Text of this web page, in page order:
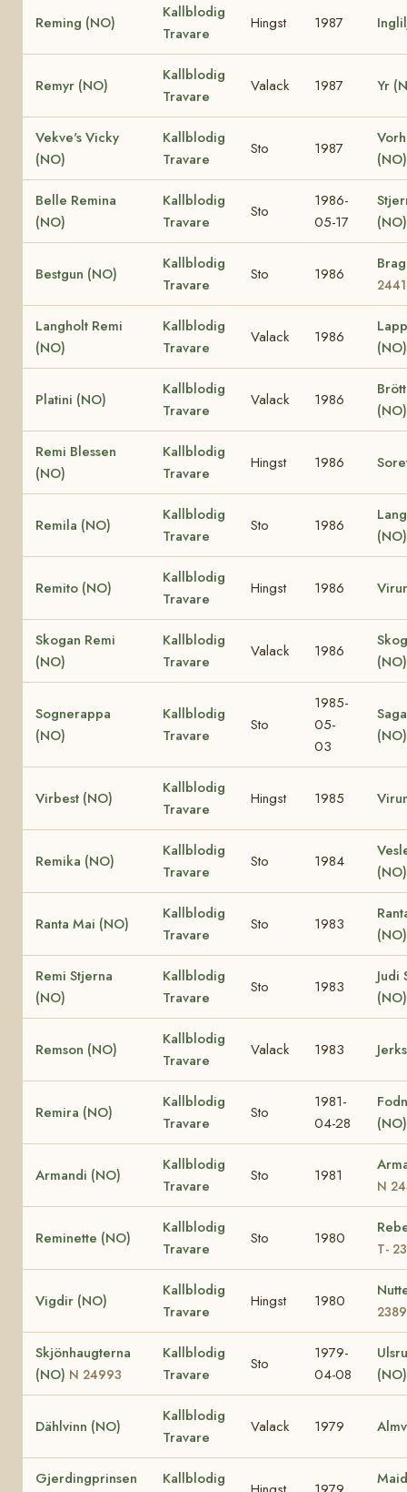
Reming (NO)
Kallblodig
Travare
Hingst 1987
Remyr (NO)
Kallblodig
Travare
Valack 1987 Yr
Vekve's Vicky
(NO)
Kallblodig
Travare
Sto 1987
(NO)
Belle Remina
(NO)
Kallblodig
Travare
Sto
1986-
05-17
(NO)
Bestgun (NO)
Kallblodig
Travare
Sto 1986
Langholt Remi
(NO)
Kallblodig
Travare
Valack 1986
(NO)
Platini (NO)
Kallblodig
Travare
Valack 1986
(NO)
Remi Blessen
(NO)
Kallblodig
Travare
Hingst 1986
Remila (NO)
Kallblodig
Travare
Sto 1986
(NO)
Remito (NO)
Kallblodig
Travare
Hingst 1986
Skogan Remi
(NO)
Kallblodig
Travare
Valack 1986
(NO)
Sognerappa
(NO)
Kallblodig
Travare
Sto
1985-
05-
03
(NO)
Virbest (NO)
Kallblodig
Travare
Hingst 1985
Remika (NO)
Kallblodig
Travare
Sto 1984
(NO)
Ranta Mai (NO)
Kallblodig
Travare
Sto 1983
(NO)
Remi Stjerna
(NO)
Kallblodig
Travare
Sto 1983
Judi
(NO)
Remson (NO)
Kallblodig
Travare
Valack 1983
Remira (NO)
Kallblodig
Travare
Sto
1981-
04-28
Armandi (NO)
Kallblodig
Travare
Sto 1981
N
Reminette (NO)
Kallblodig
Travare
Sto 1980
T-
Vigdir (NO)
Kallblodig
Travare
Hingst 1980
Skjönhaugterna
(NO) N 24993
Kallblodig
Travare
Sto
1979-
04-08
(NO)
Dählvinn (NO)
Kallblodig
Travare
Valack 1979
Gjerdingprinsen
Kallblodig